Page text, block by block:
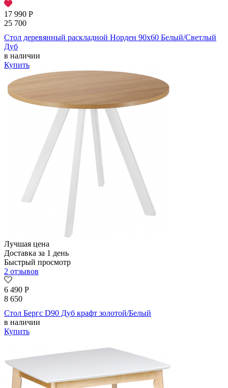
17 990 Р
25 700
Стол деревянный раскладной Норден 90х60 Белый/Светлый
Дуб
в наличии
Купить
Лучшая цена
Доставка за 1 день
Быстрый просмотр
2 отзывов
6 490 Р
8 650
Стол Бергс D90 Дуб крафт золотой/Белый
в наличии
Купить